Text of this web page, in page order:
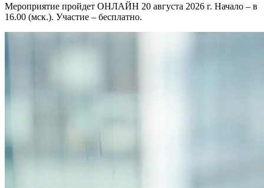
Мероприятие пройдет ОНЛАЙН 20 августа 2026 г. Начало – в
16.00 (мск.). Участие – бесплатно.